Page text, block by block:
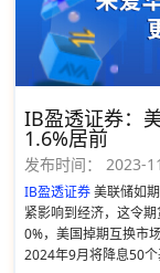
IB盈透证券：
1.6%居前
发布时间： 2023-
IB盈透证券美联储如
紧影响到经济，这令
0%，美国掉期互换市
2024年9月将降息50个